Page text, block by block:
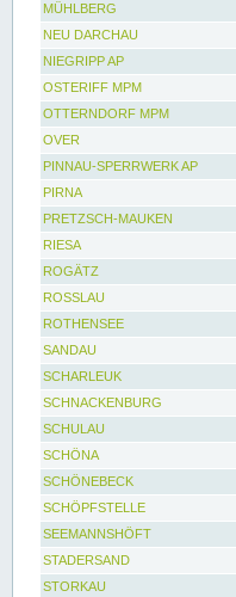
MÜHLBERG
NEU DARCHAU
NIEGRIPP AP
OSTERIFF MPM
OTTERNDORF MPM
OVER
PINNAU-SPERRWERK AP
PIRNA
PRETZSCH-MAUKEN
RIESA
ROGÄTZ
ROSSLAU
ROTHENSEE
SANDAU
SCHARLEUK
SCHNACKENBURG
SCHULAU
SCHÖNA
SCHÖNEBECK
SCHÖPFSTELLE
SEEMANNSHÖFT
STADERSAND
STORKAU